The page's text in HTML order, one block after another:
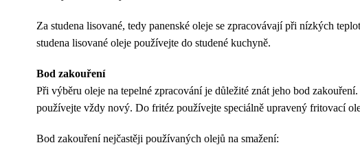
Za studena lisované, tedy panenské oleje se zpracovávají při nízkých
studena lisované oleje používejte do studené kuchyně.
Bod zakouření
Při výběru oleje na tepelné zpracování je důležité znát jeho bod
používejte vždy nový. Do fritéz používejte speciálně upravený fritovací
Bod zakouření nejčastěji používaných olejů na smažení: